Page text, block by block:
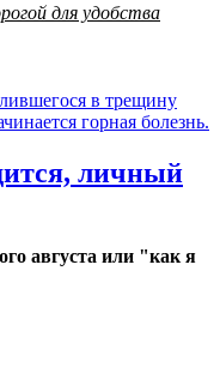
для удобства
личный
августа или "как я